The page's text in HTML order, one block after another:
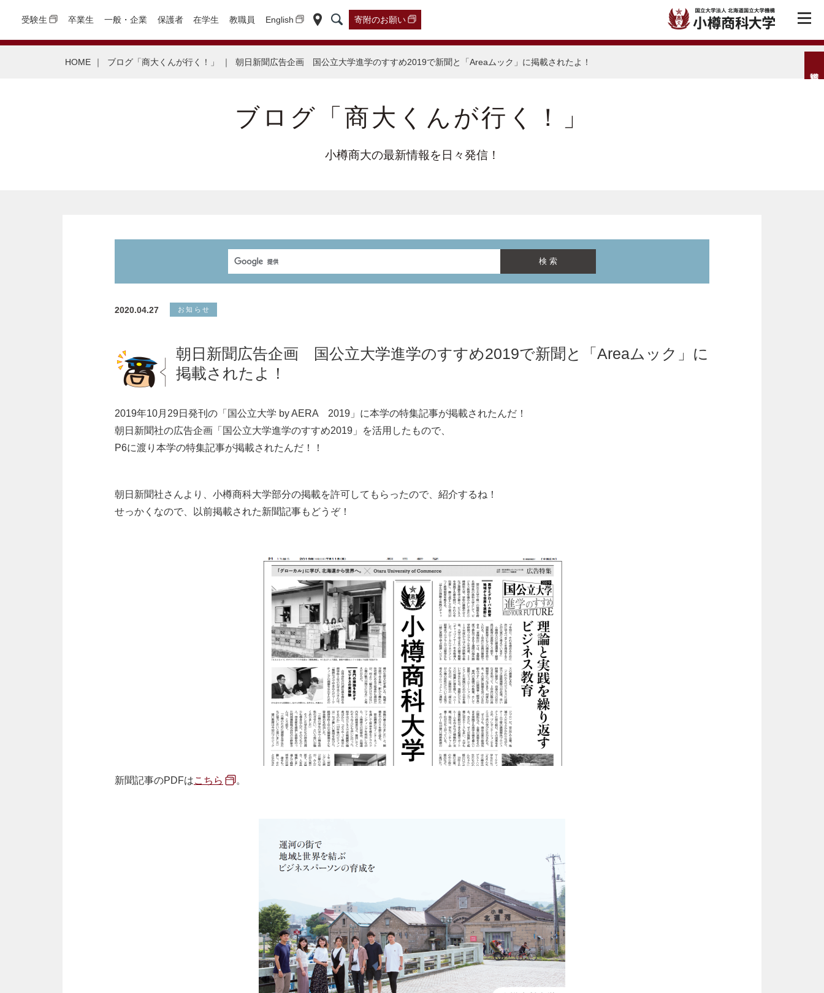
受験生 卒業生 一般・企業 保護者 在学生 教職員 English 寄附のお願い
HOME ｜ ブログ「商大くんが行く！」 ｜ 朝日新聞広告企画 国公立大学進学のすすめ2019で新聞と「Areaムック」に掲載されたよ！
ブログ「商大くんが行く！」
小樽商大の最新情報を日々発信！
2020.04.27 お知らせ
朝日新聞広告企画 国公立大学進学のすすめ2019で新聞と「Areaムック」に
掲載されたよ！
2019年10月29日発刊の「国公立大学 by AERA 2019」に本学の特集記事が掲載されたんだ！
朝日新聞社の広告企画「国公立大学進学のすすめ2019」を活用したもので、
P6に渡り本学の特集記事が掲載されたんだ！！
朝日新聞社さんより、小樽商科大学部分の掲載を許可してもらったので、紹介するね！
せっかくなので、以前掲載された新聞記事もどうぞ！
新聞記事のPDFはこちら 。